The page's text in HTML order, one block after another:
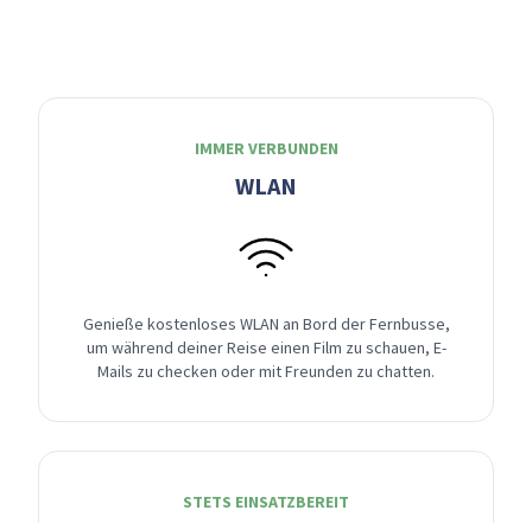
IMMER VERBUNDEN
WLAN
Genieße kostenloses WLAN an Bord der Fernbusse,
um während deiner Reise einen Film zu schauen, E-
Mails zu checken oder mit Freunden zu chatten.
STETS EINSATZBEREIT